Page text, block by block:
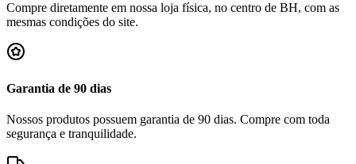
Compre diretamente em nossa loja física, no centro de BH, com as
mesmas condições do site.
Garantia de 90 dias
Nossos produtos possuem garantia de 90 dias. Compre com toda
segurança e tranquilidade.